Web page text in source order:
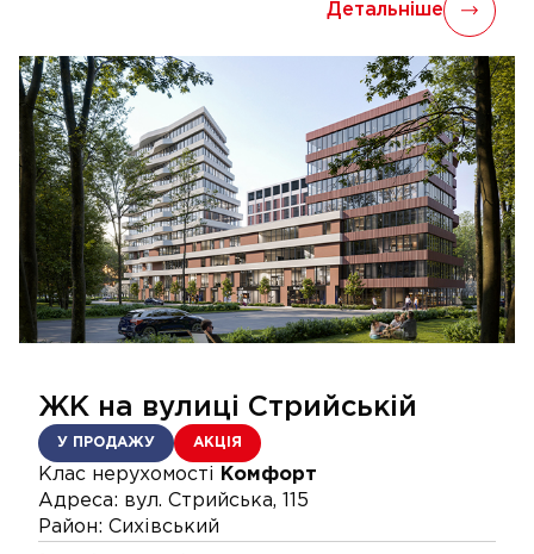
Детальніше
ЖК на вулиці Стрийській
У ПРОДАЖУ АКЦІЯ
Клас нерухомості
Комфорт
Адреса: вул. Стрийська, 115
Район: Сихівський